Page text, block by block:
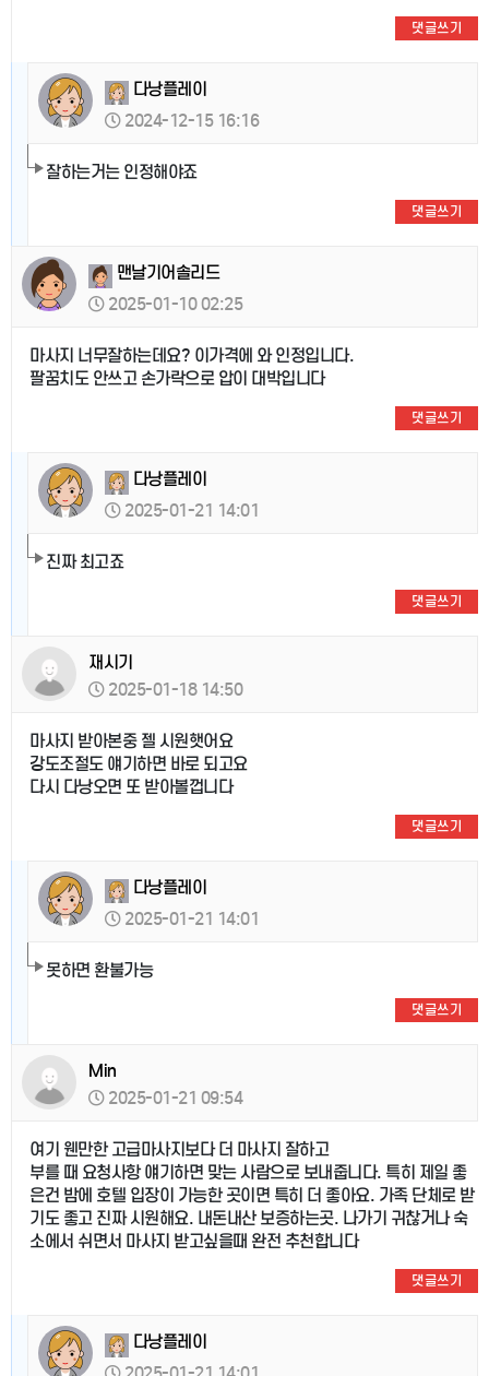
댓글쓰기
다낭플레이
2024-12-15 16:16
잘하는거는 인정해야죠
댓글쓰기
맨날기어솔리드
2025-01-10 02:25
마사지 너무잘하는데요? 이가격에 와 인정입니다.
팔꿈치도 안쓰고 손가락으로 압이 대박입니다
댓글쓰기
다낭플레이
2025-01-21 14:01
진짜 최고죠
댓글쓰기
재시기
2025-01-18 14:50
마사지 받아본중 젤 시원햇어요
강도조절도 얘기하면 바로 되고요
다시 다낭오면 또 받아볼껍니다
댓글쓰기
다낭플레이
2025-01-21 14:01
못하면 환불가능
댓글쓰기
Min
2025-01-21 09:54
여기 웬만한 고급마사지보다 더 마사지 잘하고
부를 때 요청사항 얘기하면 맞는 사람으로 보내줍니다. 특히 제일 좋
은건 밤에 호텔 입장이 가능한 곳이면 특히 더 좋아요. 가족 단체로 받
기도 좋고 진짜 시원해요. 내돈내산 보증하는곳. 나가기 귀찮거나 숙
소에서 쉬면서 마사지 받고싶을때 완전 추천합니다
댓글쓰기
다낭플레이